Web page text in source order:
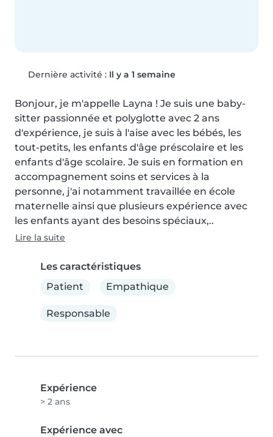
Dernière activité : Il y a 1 semaine
Bonjour, je m'appelle Layna ! Je suis une baby-
sitter passionnée et polyglotte avec 2 ans
d'expérience, je suis à l'aise avec les bébés, les
tout-petits, les enfants d'âge préscolaire et les
enfants d'âge scolaire. Je suis en formation en
accompagnement soins et services à la
personne, j'ai notamment travaillée en école
maternelle ainsi que plusieurs expérience avec
les enfants ayant des besoins spéciaux,..
Lire la suite
Les caractéristiques
Patient
Empathique
Responsable
Expérience
> 2 ans
Expérience avec